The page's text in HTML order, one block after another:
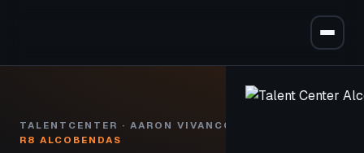
TALENTCENTER · AARON VIVANCOS
R8 ALCOBENDAS